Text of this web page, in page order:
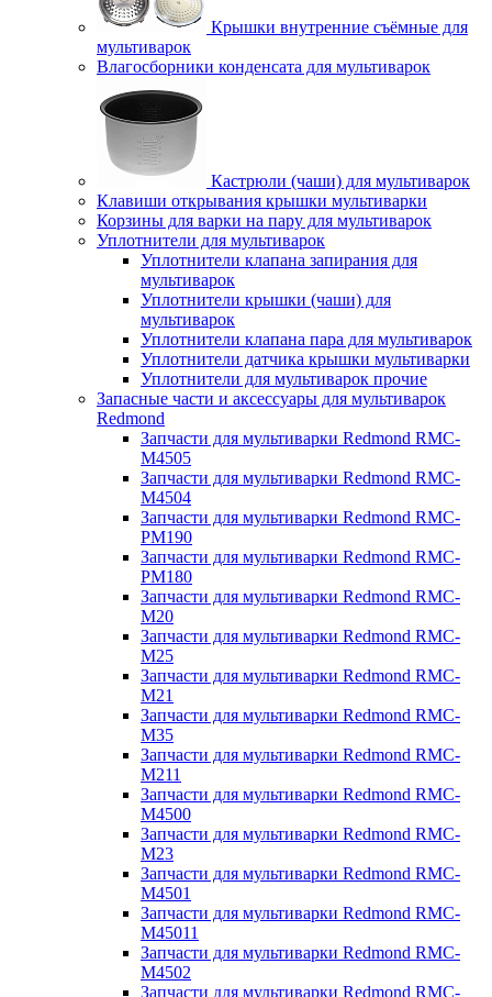
Крышки внутренние съёмные для
мультиварок
Влагосборники конденсата для мультиварок
Кастрюли (чаши) для мультиварок
Клавиши открывания крышки мультиварки
Корзины для варки на пару для мультиварок
Уплотнители для мультиварок
Уплотнители клапана запирания для
мультиварок
Уплотнители крышки (чаши) для
мультиварок
Уплотнители клапана пара для мультиварок
Уплотнители датчика крышки мультиварки
Уплотнители для мультиварок прочие
Запасные части и аксессуары для мультиварок
Redmond
Запчасти для мультиварки Redmond RMC-
M4505
Запчасти для мультиварки Redmond RMC-
M4504
Запчасти для мультиварки Redmond RMC-
PM190
Запчасти для мультиварки Redmond RMC-
PM180
Запчасти для мультиварки Redmond RMC-
M20
Запчасти для мультиварки Redmond RMC-
M25
Запчасти для мультиварки Redmond RMC-
M21
Запчасти для мультиварки Redmond RMC-
M35
Запчасти для мультиварки Redmond RMC-
M211
Запчасти для мультиварки Redmond RMC-
M4500
Запчасти для мультиварки Redmond RMC-
M23
Запчасти для мультиварки Redmond RMC-
M4501
Запчасти для мультиварки Redmond RMC-
M45011
Запчасти для мультиварки Redmond RMC-
M4502
Запчасти для мультиварки Redmond RMC-